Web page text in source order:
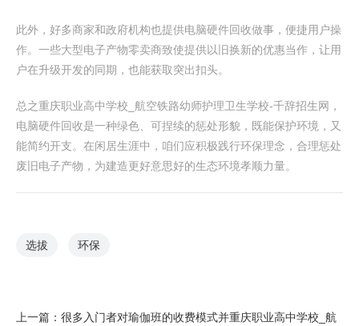
此外，好多商家和政府机构也提供电脑硬件回收做事，便捷用户操
作。一些大型电子产物零卖商致使提供以旧换新的优惠当作，让用
户在升级开发的同期，也能获取突出扣头。
总之重庆职业高中学校_航空铁路幼师护理卫生学校-千辞招生网，
电脑硬件回收是一种绿色、可捏续的惩处形貌，既能保护环境，又
能简约开支。在闲居生涯中，咱们应积极践行环保理念，合理惩处
废旧电子产物，为建造更好意思好的生态环境孝顺力量。
选拔 环保
上一篇： 很多入门者对瑜伽班的收费模式并重庆职业高中学校_航